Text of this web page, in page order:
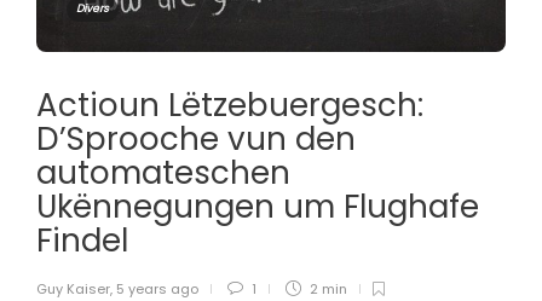
Divers
Actioun Lëtzebuergesch:
D’Sprooche vun den
automateschen
Ukënnegungen um Flughafe
Findel
Guy Kaiser, 5 years ago 1 2 min